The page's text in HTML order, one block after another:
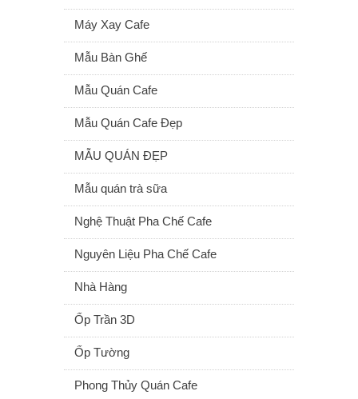
Máy Xay Cafe
Mẫu Bàn Ghế
Mẫu Quán Cafe
Mẫu Quán Cafe Đẹp
MẪU QUÁN ĐẸP
Mẫu quán trà sữa
Nghệ Thuật Pha Chế Cafe
Nguyên Liệu Pha Chế Cafe
Nhà Hàng
Ốp Trần 3D
Ốp Tường
Phong Thủy Quán Cafe